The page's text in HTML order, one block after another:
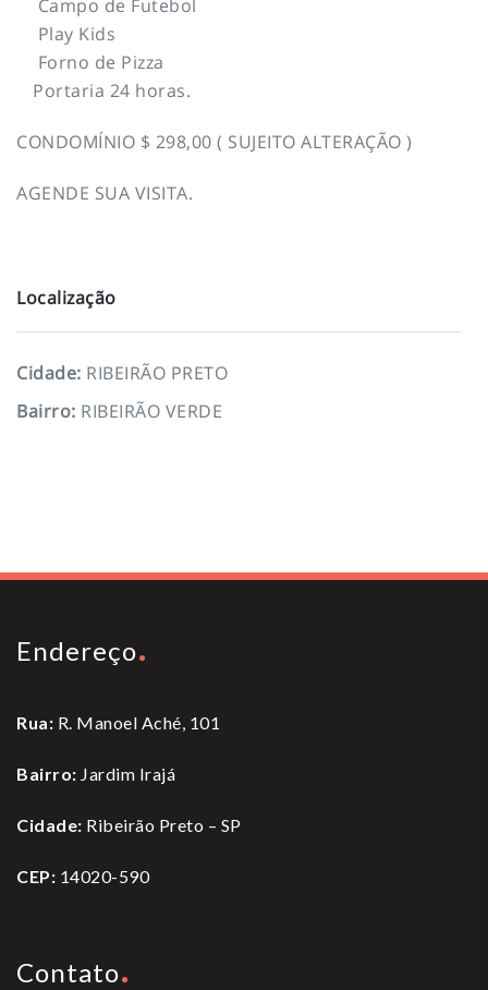
Campo de Futebol
Play Kids
Forno de Pizza
Portaria 24 horas.
CONDOMÍNIO $ 298,00 ( SUJEITO ALTERAÇÃO )
AGENDE SUA VISITA.
Localização
Cidade: RIBEIRÃO PRETO
Bairro: RIBEIRÃO VERDE
Endereço
Rua: R. Manoel Aché, 101
Bairro: Jardim Irajá
Cidade: Ribeirão Preto – SP
CEP: 14020-590
Contato